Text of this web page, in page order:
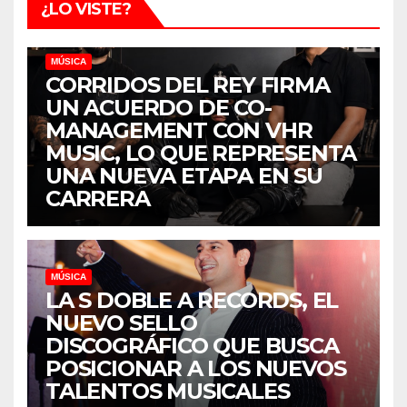
¿LO VISTE?
MÚSICA
CORRIDOS DEL REY FIRMA
UN ACUERDO DE CO-
MANAGEMENT CON VHR
MUSIC, LO QUE REPRESENTA
UNA NUEVA ETAPA EN SU
CARRERA
MÚSICA
LA S DOBLE A RECORDS, EL
NUEVO SELLO
DISCOGRÁFICO QUE BUSCA
POSICIONAR A LOS NUEVOS
TALENTOS MUSICALES